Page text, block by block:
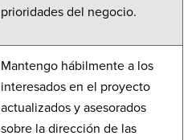
prioridades del negocio.
Mantengo hábilmente a los
interesados en el proyecto
actualizados y asesorados
sobre la dirección de las